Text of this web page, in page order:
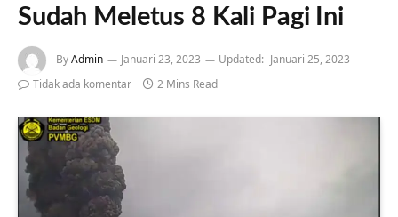
Sudah Meletus 8 Kali Pagi Ini
ByAdmin Januari 23, 2023 Updated: Januari 25, 2023
Tidak ada komentar
2 Mins Read